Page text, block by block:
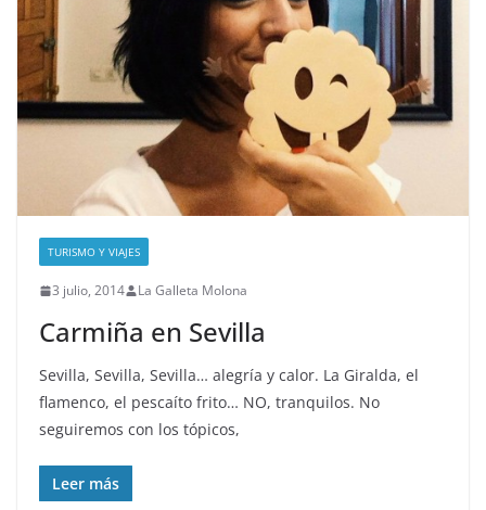
TURISMO Y VIAJES
3 julio, 2014 La Galleta Molona
Carmiña en Sevilla
Sevilla, Sevilla, Sevilla… alegría y calor. La Giralda, el
flamenco, el pescaíto frito… NO, tranquilos. No
seguiremos con los tópicos,
Leer más